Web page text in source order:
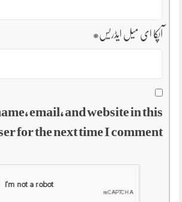
آپکا ای میل ایڈریس*
email, and website in this
for the next time I comment.